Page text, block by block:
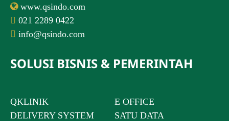
www.qsindo.com
021 2289 0422
info@qsindo.com
SOLUSI BISNIS & PEMERINTAH
QKLINIK
DELIVERY SYSTEM
E OFFICE
SATU DATA